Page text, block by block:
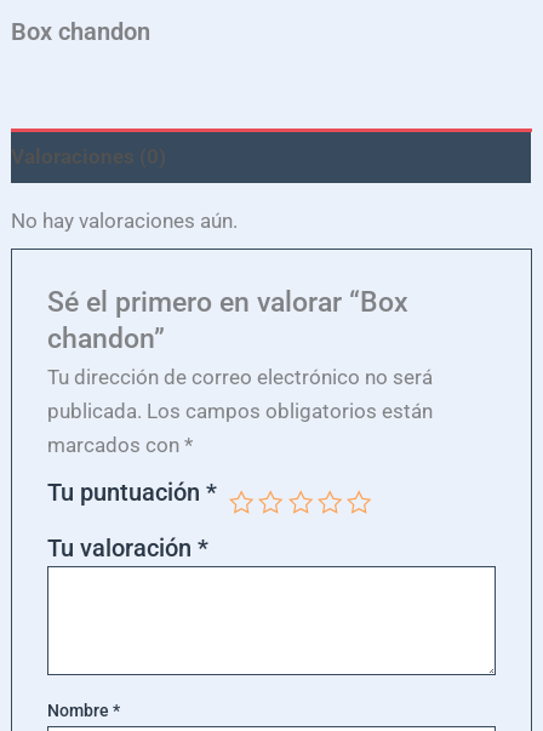
Box chandon
Valoraciones (0)
No hay valoraciones aún.
Sé el primero en valorar “Box
chandon”
Tu dirección de correo electrónico no será
publicada. Los campos obligatorios están
marcados con *
Tu puntuación *
Tu valoración *
Nombre *